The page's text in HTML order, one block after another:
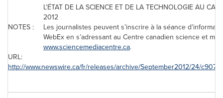
L’ÉTAT DE LA SCIENCE ET DE LA TECHNOLOGIE AU
2012
NOTES :
Les journalistes peuvent s’inscrire à la séance
WebEx en s’adressant au Centre canadien science et
www.sciencemediacentre.ca.
URL:
http://www.newswire.ca/fr/releases/archive/September2012/24/